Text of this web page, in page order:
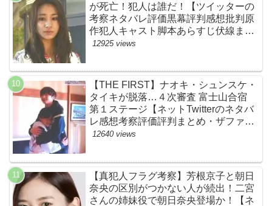
が死亡！犯人は誰だ！【ツイッターの
考察ネタバレ評価黒幕評判感想批判原
作犯人キャスト脚本あらすじ伏線まと
め】
12925 views
【THE FIRST】ナオキ・シュンスケ・
タイキが脱落…４次審査 富士山合宿
第１ステージ【ネットTwitterのネタバ
レ感想考察評価評判まとめ・ザファー
スト・スッキリ・BE:FIRST・ビーフ
12640 views
【真犯人フラグ考察】芳根京子と朝日
奈央の区別がつかない人が続出！二宮
さんの姉妹役で朝日奈央登場か！【ネ